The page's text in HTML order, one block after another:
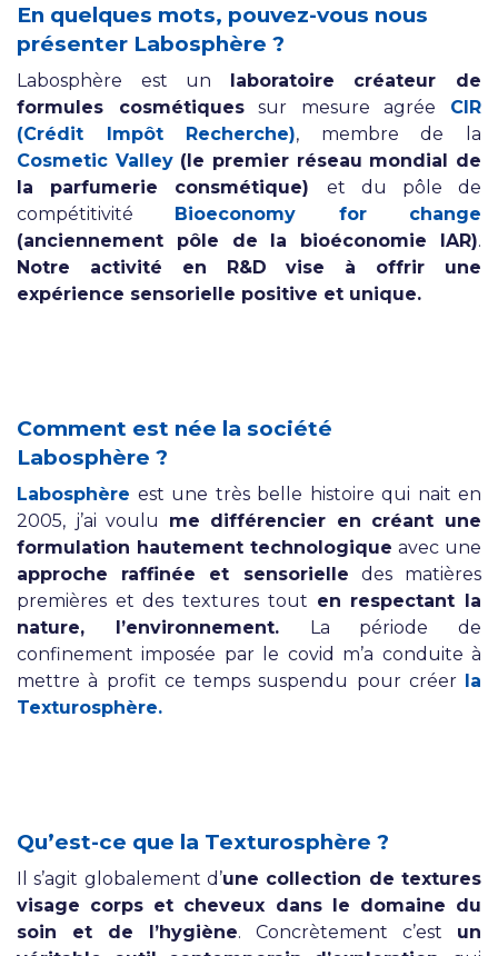
En quelques mots, pouvez-vous nous
présenter Labosphère ?
Labosphère est un laboratoire créateur de
formules cosmétiquessur mesure agrée CIR
(Crédit Impôt Recherche), membre de la
Cosmetic Valley(le premier réseau mondial de
la parfumerie consmétique) et du pôle de
compétitivité Bioeconomy for change
(anciennement pôle de la bioéconomie IAR).
Notre activité en R&D vise à offrir une
expérience sensorielle positive et unique.
Comment est née la société
Labosphère ?
Labosphère est une très belle histoire qui nait en
2005, j’ai voulu me différencier en créant une
formulation hautement technologique avec une
approche raffinée et sensorielle des matières
premières et des textures tout en respectant la
nature, l’environnement. La période de
confinement imposée par le covid m’a conduite à
mettre à profit ce temps suspendu pour créer la
Texturosphère.
Qu’est-ce que la Texturosphère ?
Il s’agit globalement d’une collection de textures
visage corps et cheveux dans le domaine du
soin et de l’hygiène. Concrètement c’est un